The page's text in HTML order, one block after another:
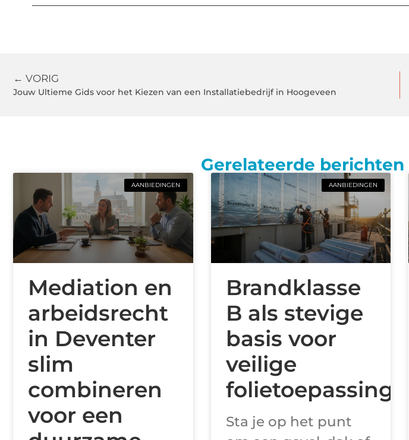
← VORIG
Jouw Ultieme Gids voor het Kiezen van een Installatiebedrijf in Hoogeveen
Gerelateerde berichten
AANBIEDINGEN
Mediation en
arbeidsrecht
in Deventer
slim
combineren
voor een
AANBIEDINGEN
Brandklasse
B als stevige
basis voor
veilige
folietoepassingen
Sta je op het punt